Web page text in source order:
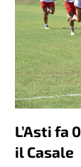
L’Asti fa
il Casale